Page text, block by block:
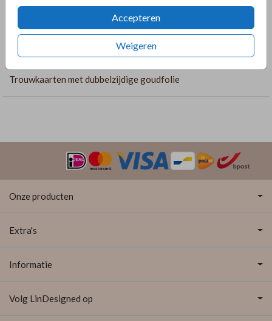
Accepteren
Weigeren
kleuren en lettertypes op het kaartje zijn naar wens aan te
passen.
COLLECTIE
Trouwkaarten met dubbelzijdige goudfolie
Onze producten
Extra's
Informatie
Volg LinDesigned op